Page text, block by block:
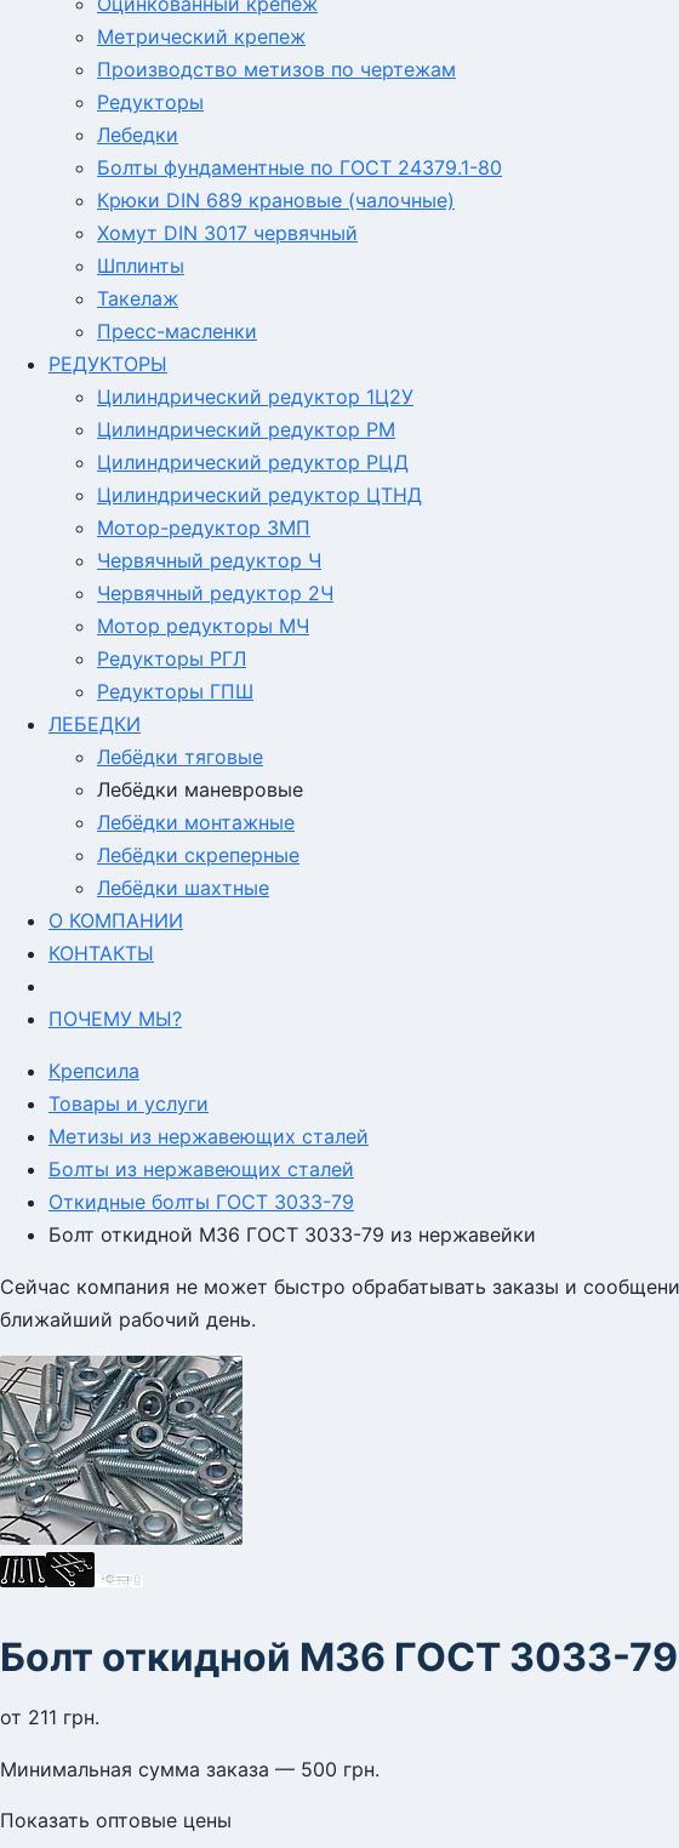
Метрический крепеж
Производство метизов по чертежам
Редукторы
Лебедки
Болты фундаментные по ГОСТ 24379.1-80
Крюки DIN 689 крановые (чалочные)
Хомут DIN 3017 червячный
Шплинты
Такелаж
Пресс-масленки
РЕДУКТОРЫ
Цилиндрический редуктор 1Ц2У
Цилиндрический редуктор РМ
Цилиндрический редуктор РЦД
Цилиндрический редуктор ЦТНД
Мотор-редуктор 3МП
Червячный редуктор Ч
Червячный редуктор 2Ч
Мотор редукторы МЧ
Редукторы РГЛ
Редукторы ГПШ
ЛЕБЕДКИ
Лебёдки тяговые
Лебёдки маневровые
Лебёдки монтажные
Лебёдки скреперные
Лебёдки шахтные
О КОМПАНИИ
КОНТАКТЫ
ПОЧЕМУ МЫ?
Крепсила
Товары и услуги
Метизы из нержавеющих сталей
Болты из нержавеющих сталей
Откидные болты ГОСТ 3033-79
Болт откидной М36 ГОСТ 3033-79 из нержавейки
Сейчас компания не может быстро обрабатывать заказы и
ближайший рабочий день.
Болт откидной М36 ГОСТ 3033-
от 211 грн.
Минимальная сумма заказа — 500 грн.
Показать оптовые цены